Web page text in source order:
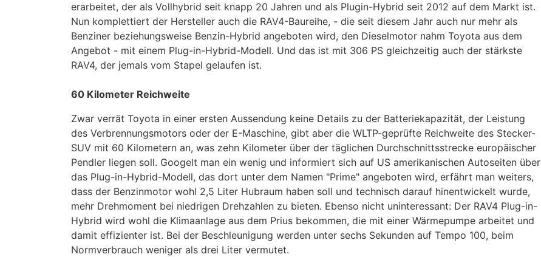
erarbeitet, der als Vollhybrid seit knapp 20 Jahren und als Plugin-Hybrid seit 2012 auf dem Markt ist.
Nun komplettiert der Hersteller auch die RAV4-Baureihe, - die seit diesem Jahr auch nur mehr als
Benziner beziehungsweise Benzin-Hybrid angeboten wird, den Dieselmotor nahm Toyota aus dem
Angebot - mit einem Plug-in-Hybrid-Modell. Und das ist mit 306 PS gleichzeitig auch der stärkste
RAV4, der jemals vom Stapel gelaufen ist.
60 Kilometer Reichweite
Zwar verrät Toyota in einer ersten Aussendung keine Details zu der Batteriekapazität, der Leistung
des Verbrennungsmotors oder der E-Maschine, gibt aber die WLTP-geprüfte Reichweite des Stecker-
SUV mit 60 Kilometern an, was zehn Kilometer über der täglichen Durchschnittsstrecke europäischer
Pendler liegen soll. Googelt man ein wenig und informiert sich auf US amerikanischen Autoseiten über
das Plug-in-Hybrid-Modell, das dort unter dem Namen "Prime" angeboten wird, erfährt man weiters,
dass der Benzinmotor wohl 2,5 Liter Hubraum haben soll und technisch darauf hinentwickelt wurde,
mehr Drehmoment bei niedrigen Drehzahlen zu bieten. Ebenso nicht uninteressant: Der RAV4 Plug-in-
Hybrid wird wohl die Klimaanlage aus dem Prius bekommen, die mit einer Wärmepumpe arbeitet und
damit effizienter ist. Bei der Beschleunigung werden unter sechs Sekunden auf Tempo 100, beim
Normverbrauch weniger als drei Liter vermutet.